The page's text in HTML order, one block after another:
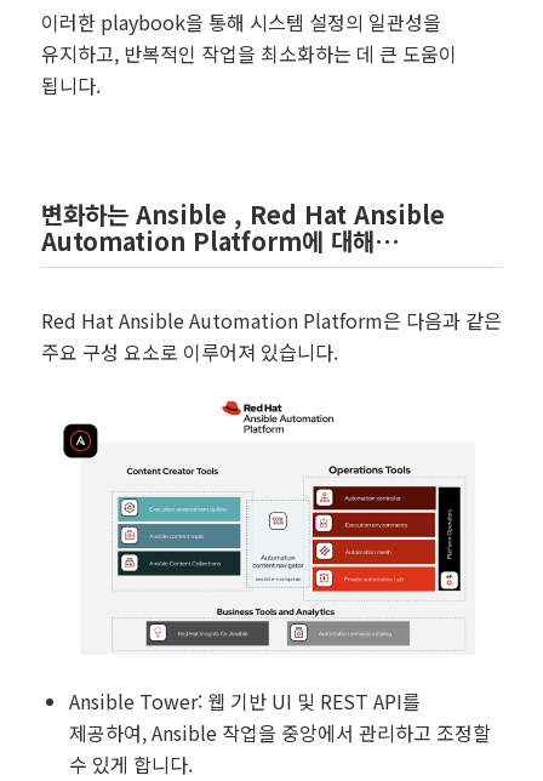
이러한 playbook을 통해 시스템 설정의 일관성을
유지하고, 반복적인 작업을 최소화하는 데 큰 도움이
됩니다.
변화하는 Ansible , Red Hat Ansible
Automation Platform에 대해…
Red Hat Ansible Automation Platform은 다음과 같은
주요 구성 요소로 이루어져 있습니다.
Ansible Tower: 웹 기반 UI 및 REST API를
제공하여, Ansible 작업을 중앙에서 관리하고 조정할
수 있게 합니다.